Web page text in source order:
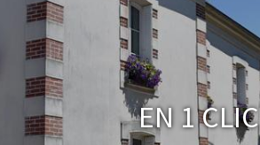
En 1 clic